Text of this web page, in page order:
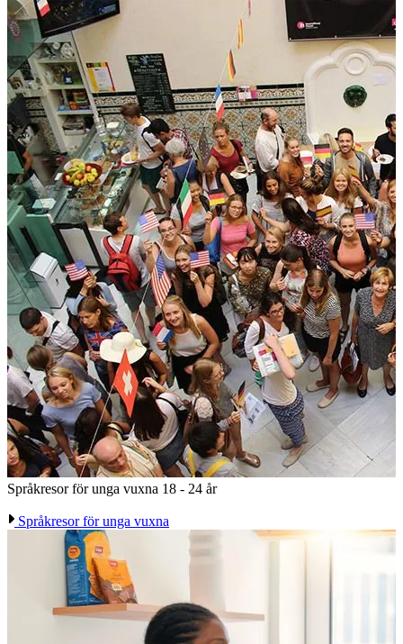
Språkresor för unga vuxna 18 - 24 år
Språkresor för unga vuxna